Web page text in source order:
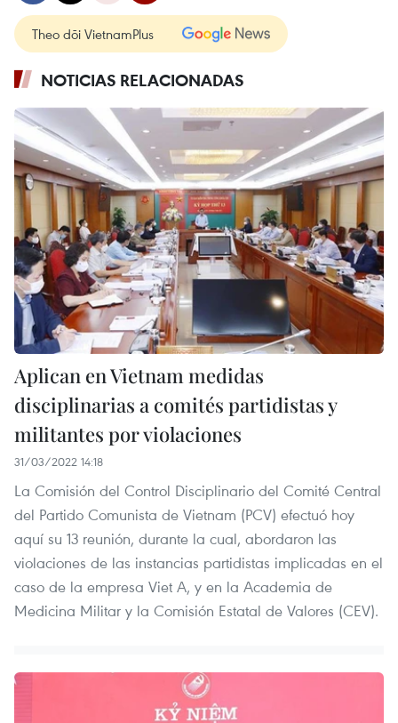
Theo dõi VietnamPlus
NOTICIAS RELACIONADAS
Aplican en Vietnam medidas
disciplinarias a comités partidistas y
militantes por violaciones
31/03/2022 14:18
La Comisión del Control Disciplinario del Comité Central
del Partido Comunista de Vietnam (PCV) efectuó hoy
aquí su 13 reunión, durante la cual, abordaron las
violaciones de las instancias partidistas implicadas en el
caso de la empresa Viet A, y en la Academia de
Medicina Militar y la Comisión Estatal de Valores (CEV).